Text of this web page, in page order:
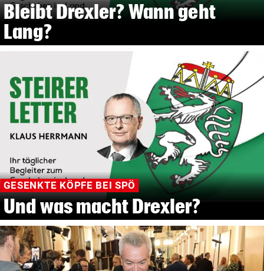
Bleibt Drexler? Wann geht
Lang?
GESENKTE KÖPFE BEI SPÖ
Und was macht Drexler?